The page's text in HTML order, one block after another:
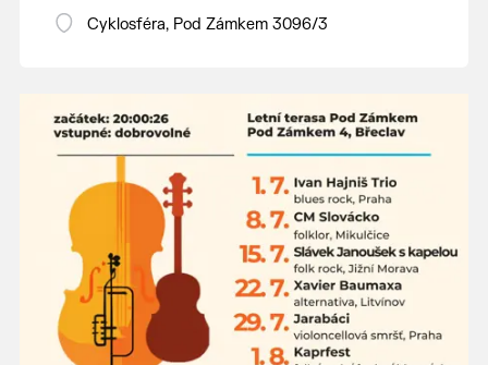
Vstupné dobrovolné.
Cyklosféra, Pod Zámkem 3096/3